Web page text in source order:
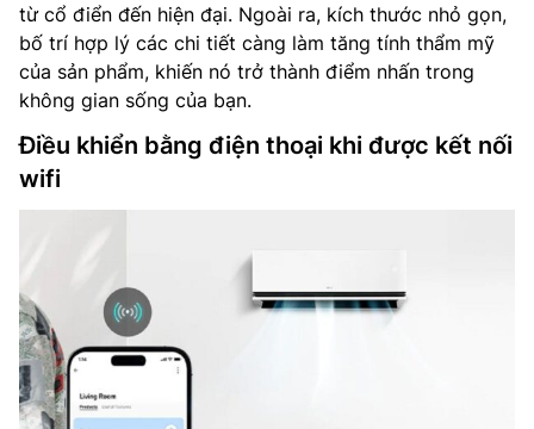
từ cổ điển đến hiện đại. Ngoài ra, kích thước nhỏ gọn,
bố trí hợp lý các chi tiết càng làm tăng tính thẩm mỹ
của sản phẩm, khiến nó trở thành điểm nhấn trong
không gian sống của bạn.
Điều khiển bằng điện thoại khi được kết nối
wifi